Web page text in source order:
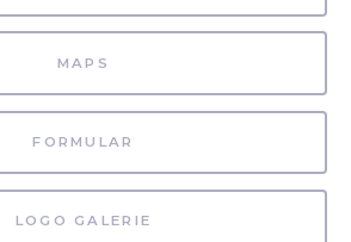
MAPS
FORMULAR
LOGO GALERIE